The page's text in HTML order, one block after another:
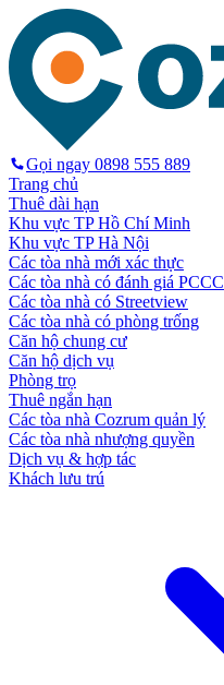
Gọi ngay 0898 555 889
Trang chủ
Thuê dài hạn
Khu vực TP Hồ Chí Minh
Khu vực TP Hà Nội
Các tòa nhà mới xác thực
Các tòa nhà có đánh giá PCCC
Các tòa nhà có Streetview
Các tòa nhà có phòng trống
Căn hộ chung cư
Căn hộ dịch vụ
Phòng trọ
Thuê ngắn hạn
Các tòa nhà Cozrum quản lý
Các tòa nhà nhượng quyền
Dịch vụ & hợp tác
Khách lưu trú